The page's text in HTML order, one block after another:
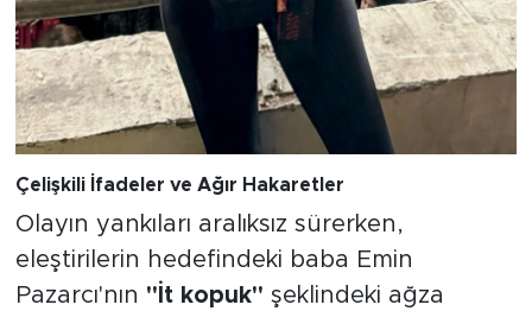
Çelişkili İfadeler ve Ağır Hakaretler
Olayın yankıları aralıksız sürerken,
eleştirilerin hedefindeki baba Emin
Pazarcı'nın "İt kopuk" şeklindeki ağza